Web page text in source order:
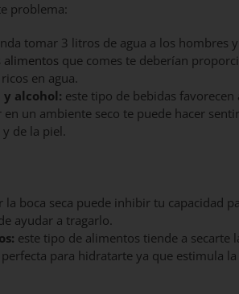
problema:
tomar 3 litros de agua a los hombres
alimentos que comes te deberían
en agua.
alcohol: este tipo de bebidas
en un ambiente seco te puede hacer
de la piel.
la boca seca puede inhibir tu capacidad
ayudar a tragarlo.
este tipo de alimentos tiende a secarte
para hidratarte ya que estimula